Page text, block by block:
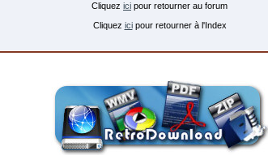
Cliquez ici pour retourner au forum
Cliquez icipour retourner à l'Index